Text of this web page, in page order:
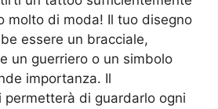
molto di moda! Il tuo disegno
essere un bracciale,
un guerriero o un simbolo
importanza. Il
permetterà di guardarlo ogni